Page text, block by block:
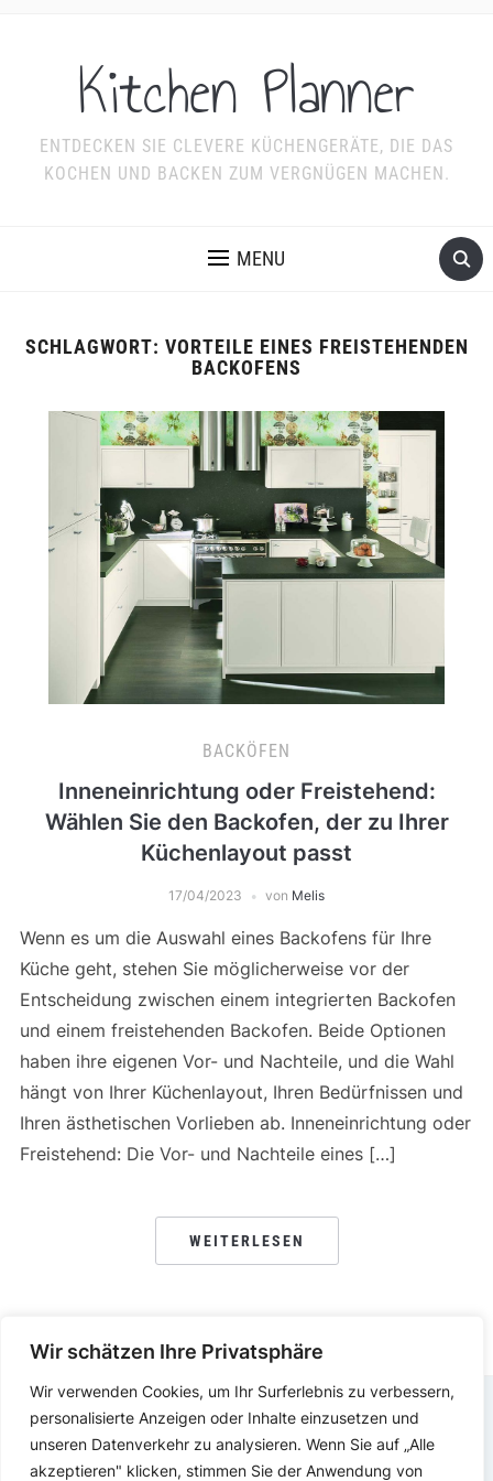
Wir schätzen Ihre Privatsphäre
Wir verwenden Cookies, um Ihr Surferlebnis zu verbessern,
personalisierte Anzeigen oder Inhalte einzusetzen und
unseren Datenverkehr zu analysieren. Wenn Sie auf „Alle
akzeptieren" klicken, stimmen Sie der Anwendung von
Kitchen Planner
ENTDECKEN SIE CLEVERE KÜCHENGERÄTE, DIE DAS
KOCHEN UND BACKEN ZUM VERGNÜGEN MACHEN.
MENU
SCHLAGWORT: VORTEILE EINES FREISTEHENDEN
BACKOFENS
BACKÖFEN
Inneneinrichtung oder Freistehend:
Wählen Sie den Backofen, der zu Ihrer
Küchenlayout passt
17/04/2023 von Melis
Wenn es um die Auswahl eines Backofens für Ihre
Küche geht, stehen Sie möglicherweise vor der
Entscheidung zwischen einem integrierten Backofen
und einem freistehenden Backofen. Beide Optionen
haben ihre eigenen Vor- und Nachteile, und die Wahl
hängt von Ihrer Küchenlayout, Ihren Bedürfnissen und
Ihren ästhetischen Vorlieben ab. Inneneinrichtung oder
Freistehend: Die Vor- und Nachteile eines […]
WEITERLESEN
IMPRESSUM DATENSCHUTZERKLÄRUNG